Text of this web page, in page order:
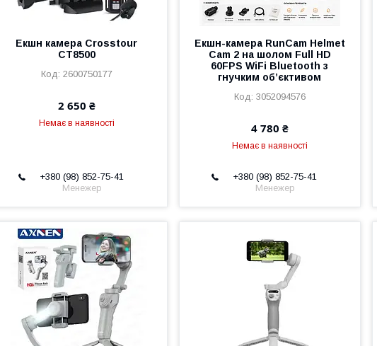
Екшн камера Crosstour
CT8500
2600750177
2 650 ₴
Немає в наявності
+380 (98) 852-75-41
Менежер
Екшн-камера RunCam Helmet
Cam 2 на шолом Full HD
60FPS WiFi Bluetooth з
гнучким об’єктивом
3052094576
4 780 ₴
Немає в наявності
+380 (98) 852-75-41
Менежер